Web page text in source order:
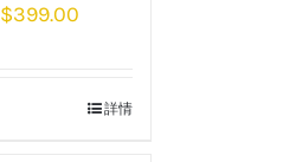
$399.00
詳情